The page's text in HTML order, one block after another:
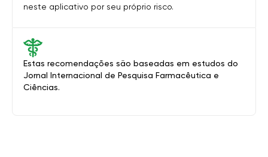
Estas recomendações são baseadas em estudos do
Jornal Internacional de Pesquisa Farmacêutica e
Ciências.
neste aplicativo por seu próprio risco.